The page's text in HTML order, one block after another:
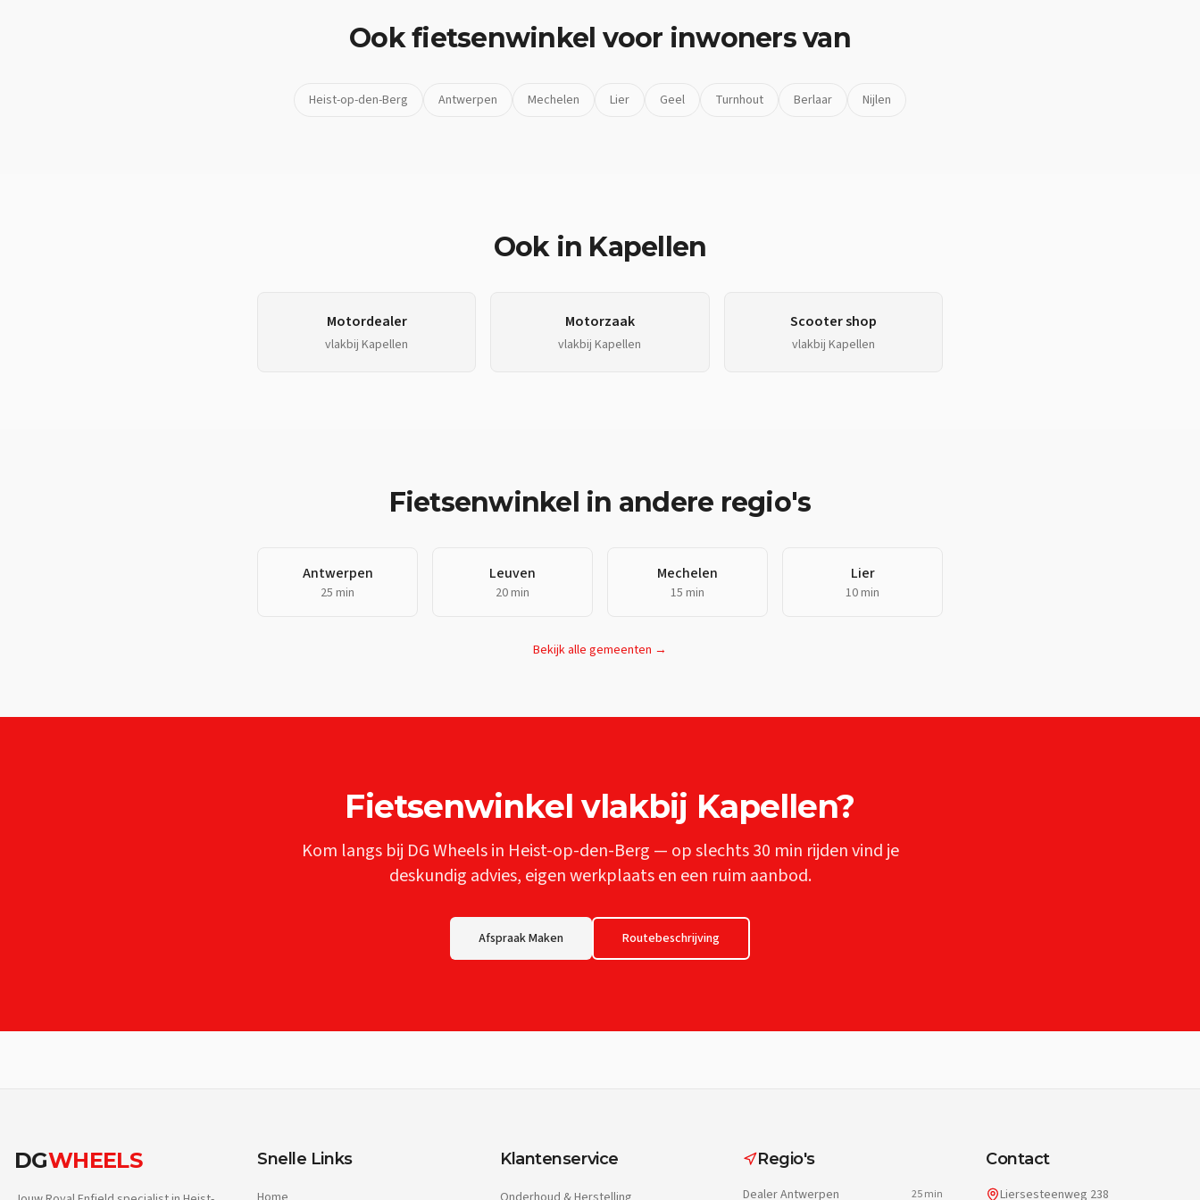
Ookfietsenwinkel voor inwoners van
Heist-op-den-Berg Antwerpen Mechelen Lier Geel Turnhout Berlaar Nijlen
Ook in Kapellen
Motordealer
vlakbijKapellen
Motorzaak
vlakbijKapellen
Scooter shop
vlakbij Kapellen
Fietsenwinkel in andere regio's
Antwerpen
25 min
Leuven
20 min
Mechelen
15 min
Lier
10 min
Bekijk alle gemeenten →
Fietsenwinkel vlakbij Kapellen?
Kom langs bij DG Wheels in Heist-op-den-Berg — op slechts30 min rijden vind je
deskundig advies, eigen werkplaats en een ruim aanbod.
Afspraak Maken Routebeschrijving
DGWHEELS Snelle Links Klantenservice Regio's
DealerAntwerpen 25 min
Contact
Liersesteenweg 238